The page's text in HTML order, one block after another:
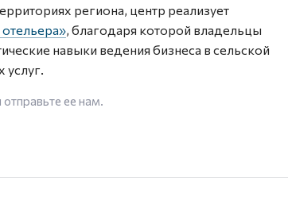
региона, центр реализует
, благодаря которой владельцы
навыки ведения бизнеса в сельской
услуг.
отправьте ее нам.